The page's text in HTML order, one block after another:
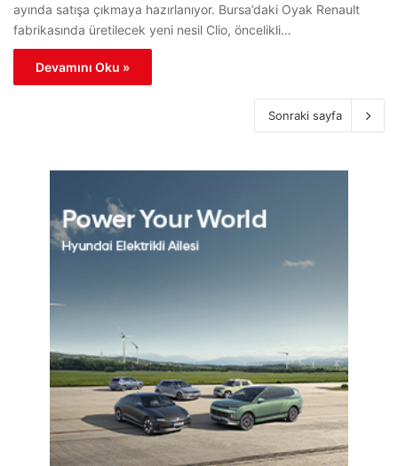
ayında satışa çıkmaya hazırlanıyor. Bursa’daki Oyak Renault
fabrikasında üretilecek yeni nesil Clio, öncelikli…
Devamını Oku »
Sonraki sayfa